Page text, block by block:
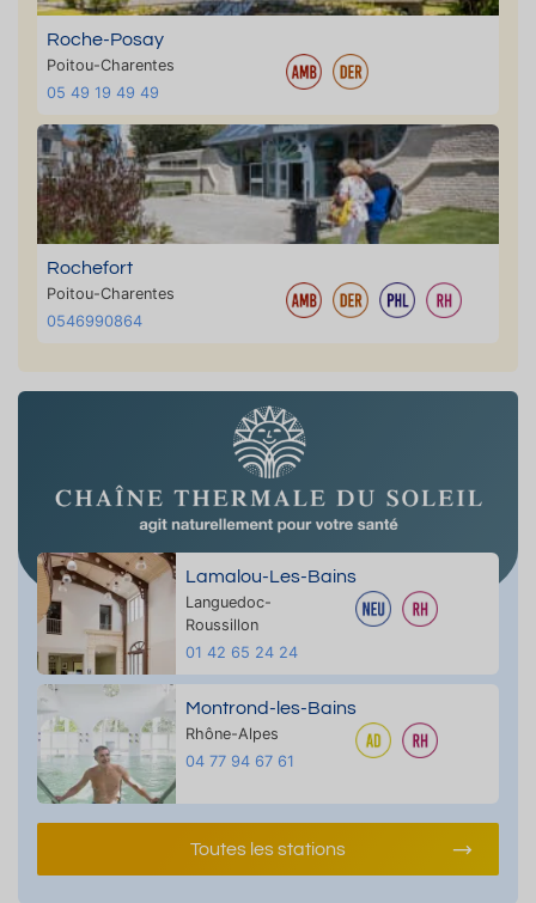
Roche-Posay
Poitou-Charentes
05 49 19 49 49
Rochefort
Poitou-Charentes
0546990864
Lamalou-Les-Bains
Languedoc-
Roussillon
01 42 65 24 24
Montrond-les-Bains
Rhône-Alpes
04 77 94 67 61
Toutes les stations